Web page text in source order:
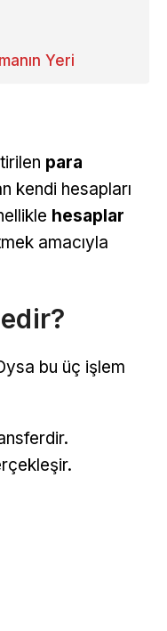
Yeri
para
kendi hesapları
hesaplar
amacıyla
bu üç işlem